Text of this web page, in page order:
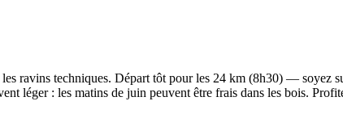
ravins techniques. Départ tôt pour les 24 km (8h30) — soyez
léger : les matins de juin peuvent être frais dans les bois.